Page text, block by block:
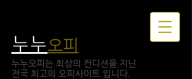
누누오피
누누오피는 최상의 컨디션을 지닌
​전국 최고의 오피사이트 입니다.